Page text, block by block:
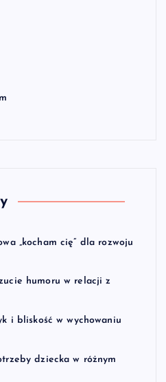
„kocham cię” dla rozwoju
humoru w relacji z
i bliskość w wychowaniu
dziecka w różnym